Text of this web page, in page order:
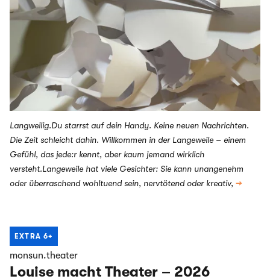
Langweilig.Du starrst auf dein Handy. Keine neuen Nachrichten.
Die Zeit schleicht dahin. Willkommen in der Langeweile – einem
Gefühl, das jede:r kennt, aber kaum jemand wirklich
versteht.Langeweile hat viele Gesichter: Sie kann unangenehm
oder überraschend wohltuend sein, nervtötend oder kreativ, →
EXTRA6+
monsun.theater
Louise macht Theater – 2026